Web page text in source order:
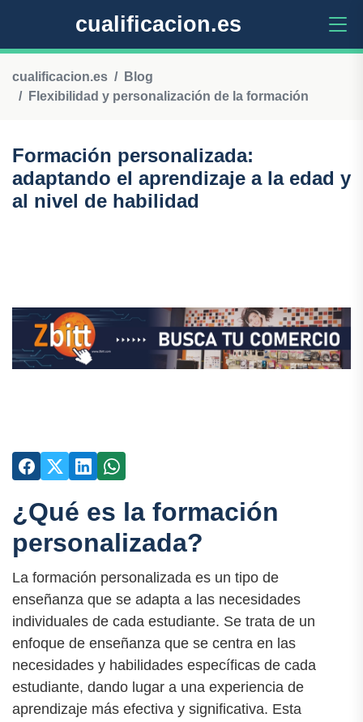
cualificacion.es
cualificacion.es
Blog
Flexibilidad y personalización de la formación
Formación personalizada:
adaptando el aprendizaje a la edad y
al nivel de habilidad
¿Qué es la formación
personalizada?
La formación personalizada es un tipo de
enseñanza que se adapta a las necesidades
individuales de cada estudiante. Se trata de un
enfoque de enseñanza que se centra en las
necesidades y habilidades específicas de cada
estudiante, dando lugar a una experiencia de
aprendizaje más efectiva y significativa. Esta